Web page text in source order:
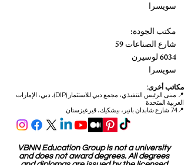
سويسرا
مكتب الجودة:
شارع الصناعات 59
6034 لوسيرن
سويسرا
مكاتب أخرى:
📍
مبنى الرئيس التنفيذي، مجمع دبي للاستثمار (DIP)، دبي، الإمارات
العربية المتحدة
📍74 شارع شابدان باتير، بيشكيك، قيرغيزستان
VBNN Education Group is not a university
and does not award degrees. All degrees